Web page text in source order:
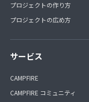
プロジェクトの作り方
プロジェクトの広め方
サービス
CAMPFIRE
CAMPFIRE コミュニティ